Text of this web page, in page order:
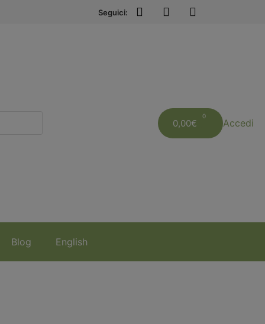
Seguici:
0,00€ Accedi
Blog English